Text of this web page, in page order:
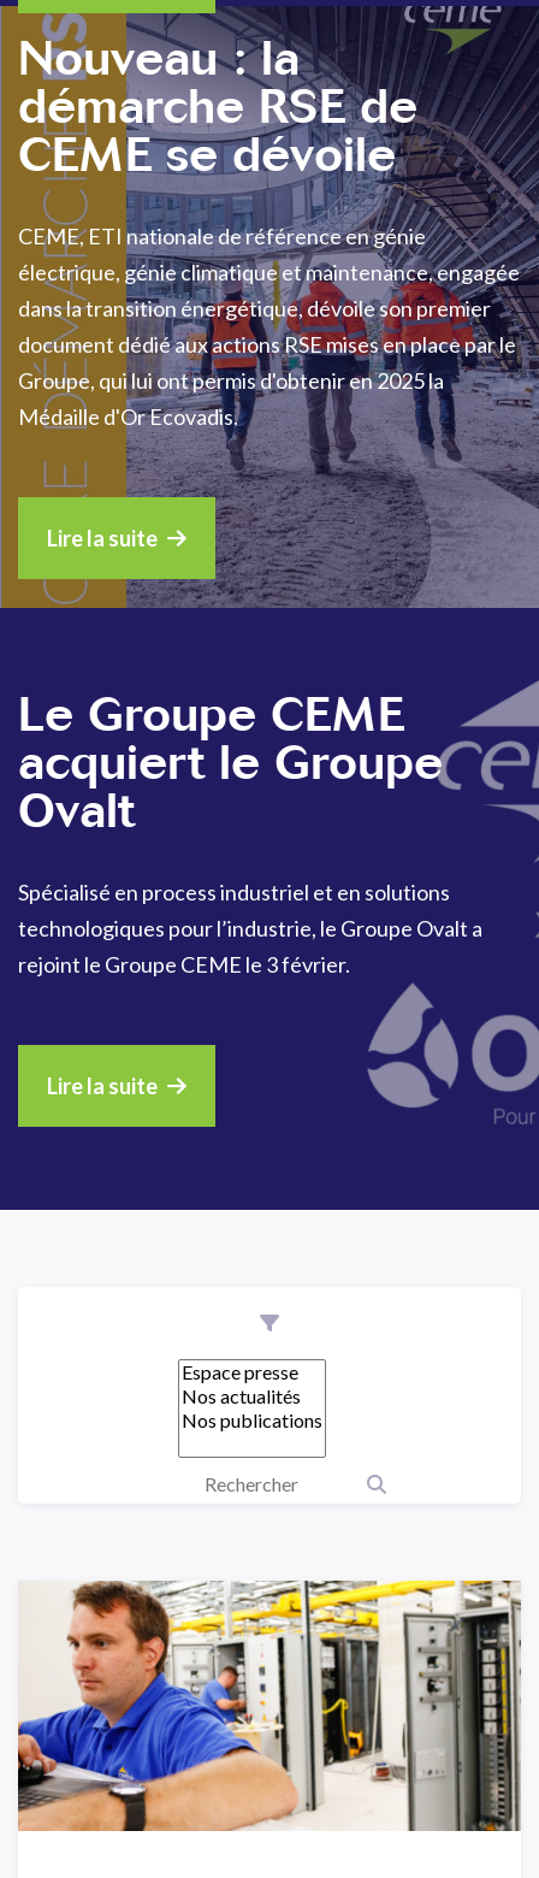
Nouveau : la
démarche RSE de
CEME se dévoile
CEME, ETI nationale de référence en génie
électrique, génie climatique et maintenance, engagée
dans la transition énergétique, dévoile son premier
document dédié aux actions RSE mises en place par le
Groupe, qui lui ont permis d'obtenir en 2025 la
Médaille d'Or Ecovadis.
Lire la suite
Le Groupe CEME
acquiert le Groupe
Ovalt
Spécialisé en process industriel et en solutions
technologiques pour l’industrie, le Groupe Ovalt a
rejoint le Groupe CEME le 3 février.
Lire la suite